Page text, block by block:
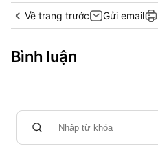
Về trang trước Gửi email
Bình luận